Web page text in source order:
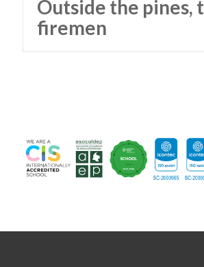
Outside the pines,
firemen